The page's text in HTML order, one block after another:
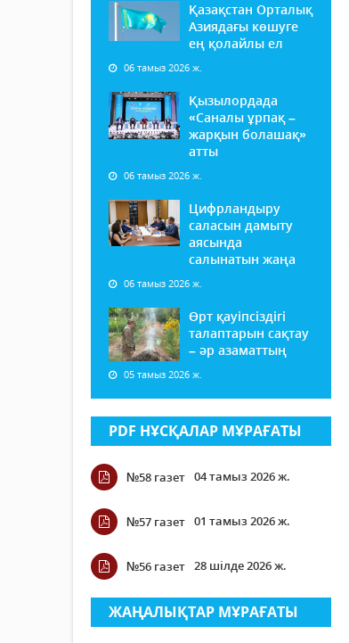
Қазақстан Орталық
Азиядағы көшуге
ең қолайлы ел
06 тамыз 2026 ж.
Қызылордада
«Саналы ұрпақ –
жарқын болашақ»
атты
06 тамыз 2026 ж.
Цифрландыру
саласын дамыту
аясында
салынатын жаңа
06 тамыз 2026 ж.
Өрт қауіпсіздігі
талаптарын сақтау
– әр азаматтың
05 тамыз 2026 ж.
PDF НҰСҚАЛАР МҰРАҒАТЫ
№58 газет 04 тамыз 2026 ж.
№57 газет 01 тамыз 2026 ж.
№56 газет 28 шілде 2026 ж.
ЖАҢАЛЫҚТАР МҰРАҒАТЫ